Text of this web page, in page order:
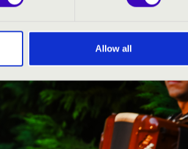
Allow all